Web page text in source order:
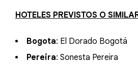
HOTELES PREVISTOS O
Bogota: El Dorado Bogotá
Pereira: Sonesta Pereira